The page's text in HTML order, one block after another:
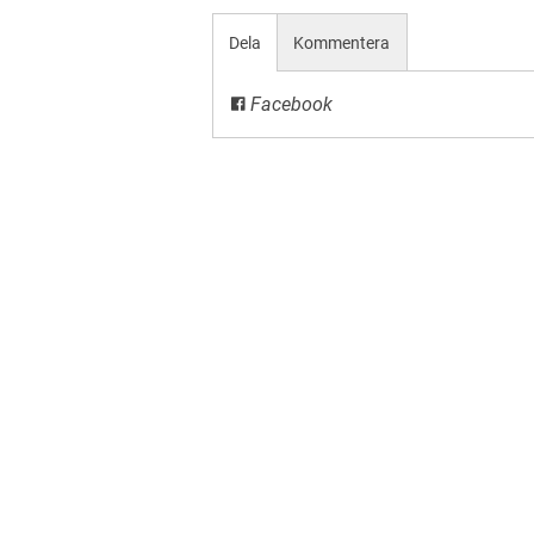
Dela
Facebook
Kommentera